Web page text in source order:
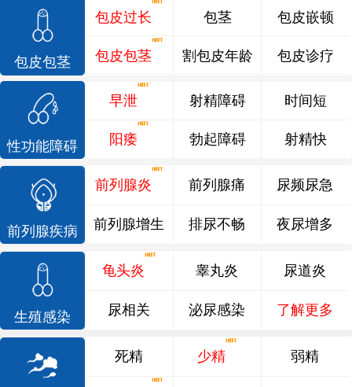
包皮包茎
包皮过长
包皮包茎
包茎
割包皮年龄
包皮嵌顿
包皮诊疗
性功能障碍
早泄
阳痿
射精障碍
勃起障碍
时间短
射精快
前列腺疾病
前列腺炎 前列腺痛 尿频尿急
前列腺增生 排尿不畅 夜尿增多
生殖感染
龟头炎 睾丸炎 尿道炎
尿相关 泌尿感染 了解更多
死精 少精 弱精